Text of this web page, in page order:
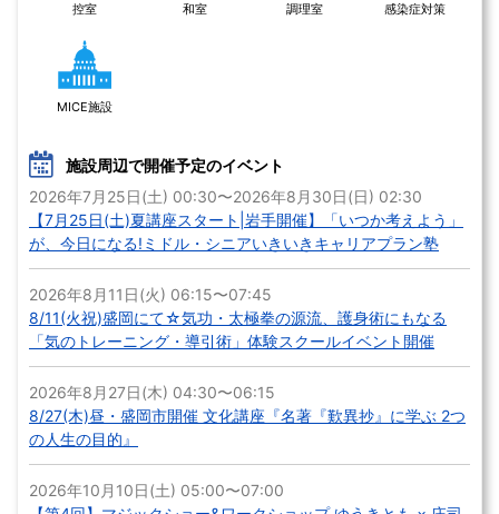
控室 和室 調理室 感染症対策
MICE施設
施設周辺で開催予定のイベント
2026年7月25日(土) 00:30〜2026年8月30日(日) 02:30
【7月25日(土)夏講座スタート|岩手開催】「いつか考えよう」
が、今日になる!ミドル・シニアいきいきキャリアプラン塾
2026年8月11日(火) 06:15〜07:45
8/11(火祝)盛岡にて☆気功・太極拳の源流、護身術にもなる
「気のトレーニング・導引術」体験スクールイベント開催
2026年8月27日(木) 04:30〜06:15
8/27(木)昼・盛岡市開催 文化講座『名著『歎異抄』に学ぶ 2つ
の人生の目的』
2026年10月10日(土) 05:00〜07:00